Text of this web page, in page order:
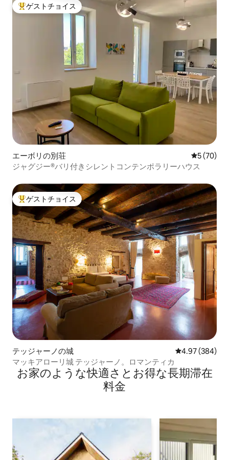
大好評のゲストチョイスです。
ゲストチョイス
エーボリの別荘 レビュー
5 (70)
ジャグジー®バリ付きシレントコンテンポラリーハウス
大好評のゲストチョイスです。
ゲストチョイス
テッジャーノの城 レビュー384
4.97 (384)
マッキアローリ城 テッジャーノ。ロマンティカ
お家のような快⁠適⁠さ⁠とお⁠得⁠な長⁠期⁠滞⁠在
料⁠金